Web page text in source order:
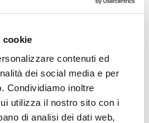
cookie
contenuti ed
dei social media e per
Condividiamo inoltre
utilizza il nostro sito con i
di analisi dei dati web,
svoltosi a Milano il 10
femminile negli
a livelli più alti, in
figura maschile.